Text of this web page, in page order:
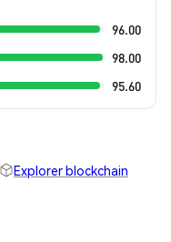
96.00
98.00
95.60
Explorer blockchain